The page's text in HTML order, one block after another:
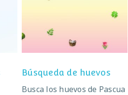
Búsqueda de huevos
Búsqueda de huevos
Busca los huevos de Pascua